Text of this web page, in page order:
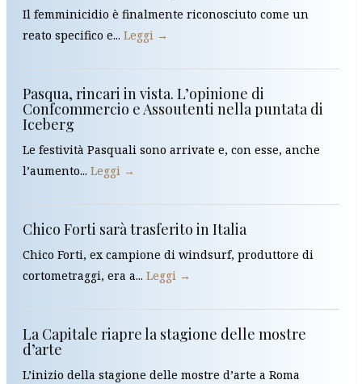
Il femminicidio è finalmente riconosciuto come un
reato specifico e... Leggi →
Pasqua, rincari in vista. L’opinione di
Confcommercio e Assoutenti nella puntata di
Iceberg
Le festività Pasquali sono arrivate e, con esse, anche
l’aumento... Leggi →
Chico Forti sarà trasferito in Italia
Chico Forti, ex campione di windsurf, produttore di
cortometraggi, era a... Leggi →
La Capitale riapre la stagione delle mostre
d’arte
L’inizio della stagione delle mostre d’arte a Roma